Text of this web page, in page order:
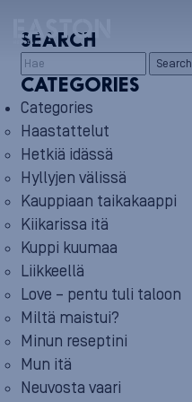
SEARCH
Search
CATEGORIES
Categories
Haastattelut
Hetkiä idässä
Hyllyjen välissä
Kauppiaan taikakaappi
Kiikarissa itä
Kuppi kuumaa
Liikkeellä
Love – pentu tuli taloon
Miltä maistui?
Minun reseptini
Mun itä
Neuvosta vaari